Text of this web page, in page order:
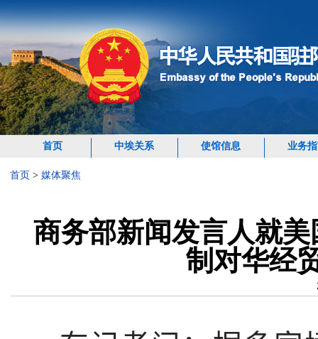
首页 中埃关系 使馆信息 业务
首页 > 媒体聚焦
商务部新闻发言人就
制对华经